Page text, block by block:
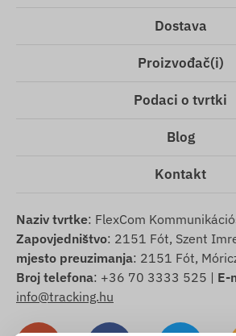
Dostava
Proizvođač(i)
Podaci o tvrtki
Blog
Kontakt
Naziv tvrtke: FlexCom
Zapovjedništvo: 2151 Fót, Szent
mjesto preuzimanja: 2151 Fót,
Broj telefona: +36 70 3333 525 | E-
info@tracking.hu